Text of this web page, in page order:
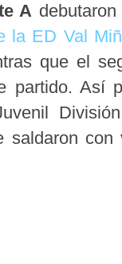
A debutaron
la ED Val
que el
partido. Así
saldaron con